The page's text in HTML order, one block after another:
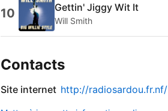
10 Gettin' Jiggy Wit It
Will Smith
Contacts
Site internet http://radiosardou.fr.nf/